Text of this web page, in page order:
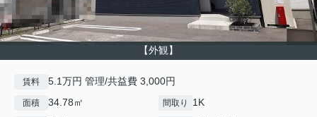
【外観】
賃料 5.1万円 管理/共益費 3,000円
面積 34.78㎡ 間取り 1K